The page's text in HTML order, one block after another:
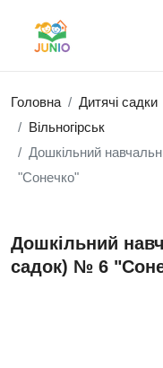
Головна Дитячі садки
Вільногірськ
Дошкільний
"Сонечко"
Дошкільний
садок) № 6